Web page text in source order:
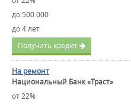
до 500 000
до 4 лет
Получить кредит
На ремонт
Национальный Банк «Траст»
от 22%